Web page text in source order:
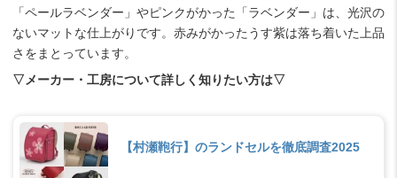
「ペールラベンダー」やピンクがかった「ラベンダー」は、光沢の
ないマットな仕上がりです。赤みがかったうす紫は落ち着いた上品
さをまとっています。
▽メーカー・工房について詳しく知りたい方は▽
【村瀬鞄行】のランドセルを徹底調査2025